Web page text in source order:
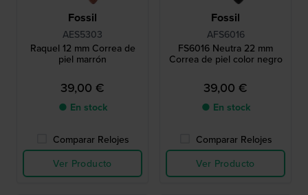
Fossil
AES5303
Raquel 12 mm Correa de
piel marrón
39,00 €
● En stock
Comparar Relojes
Ver Producto
Fossil
AFS6016
FS6016 Neutra 22 mm
Correa de piel color negro
39,00 €
● En stock
Comparar Relojes
Ver Producto